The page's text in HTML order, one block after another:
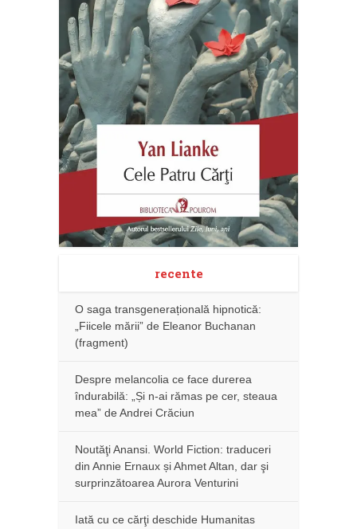
recente
O saga transgenerațională hipnotică:
„Fiicele mării” de Eleanor Buchanan
(fragment)
Despre melancolia ce face durerea
îndurabilă: „Și n-ai rămas pe cer, steaua
mea” de Andrei Crăciun
Noutăţi Anansi. World Fiction: traduceri
din Annie Ernaux și Ahmet Altan, dar şi
surprinzătoarea Aurora Venturini
Iată cu ce cărţi deschide Humanitas